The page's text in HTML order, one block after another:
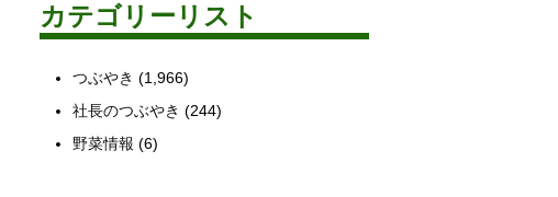
カテゴリーリスト
つぶやき (1,966)
社長のつぶやき (244)
野菜情報 (6)